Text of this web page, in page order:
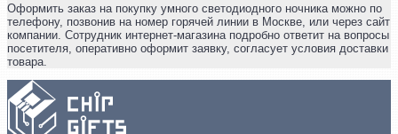
Оформить заказ на покупку умного светодиодного ночника можно по
телефону, позвонив на номер горячей линии в Москве, или через сайт
компании. Сотрудник интернет-магазина подробно ответит на вопросы
посетителя, оперативно оформит заявку, согласует условия доставки
товара.